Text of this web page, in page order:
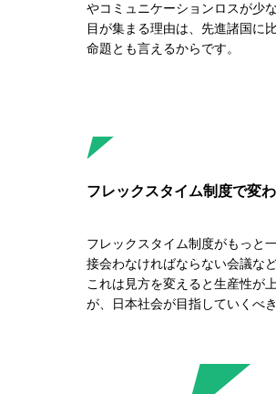
やコミュニケーションロスが少
目が集まる理由は、先進諸国に
命題とも言えるからです。
フレックスタイム制度で変
フレックスタイム制度がもっと
接会わなければならない会議な
これは見方を変えると生産性が
が、日本社会が目指していくべ